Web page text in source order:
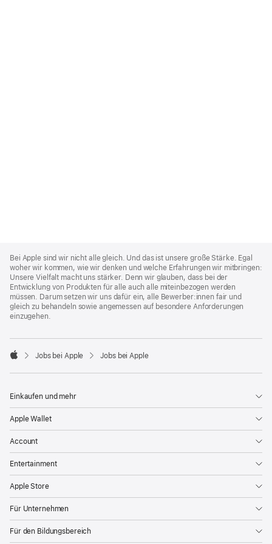
Footer
Bei Apple sind wir nicht alle gleich. Und das ist unsere große Stärke. Egal
woher wir kommen, wie wir denken und welche Erfahrungen wir mitbringen:
Unsere Vielfalt macht uns stärker. Denn wir glauben, dass bei der
Entwicklung von Produkten für alle auch alle miteinbezogen werden
müssen. Darum setzen wir uns dafür ein, alle Bewerber:innen fair und
gleich zu behandeln sowie angemessen auf besondere Anforderungen
einzugehen.

Jobs bei Apple Jobs bei Apple
Einkaufen und mehr
Apple Wallet
Account
Entertainment
Apple Store
Für Unternehmen
Für den Bildungsbereich